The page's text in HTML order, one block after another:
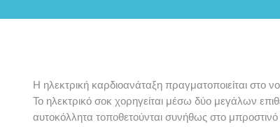
Η ηλεκτρική καρδιοανάταξη πραγματοποιείται στο
Το ηλεκτρικό σοκ χορηγείται μέσω δύο μεγάλων
αυτοκόλλητα τοποθετούνται συνήθως στο